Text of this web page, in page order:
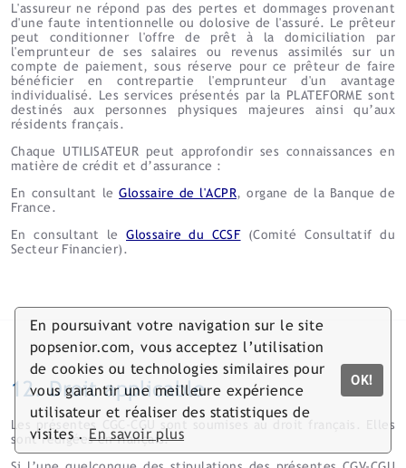
En poursuivant votre navigation sur le site
popsenior.com, vous acceptez l’utilisation
de cookies ou technologies similaires pour
vous garantir une meilleure expérience
utilisateur et réaliser des statistiques de
visites . En savoir plus
OK!
L'assureur ne répond pas des pertes et dommages provenant
d'une faute intentionnelle ou dolosive de l'assuré. Le prêteur
peut conditionner l'offre de prêt à la domiciliation par
l'emprunteur de ses salaires ou revenus assimilés sur un
compte de paiement, sous réserve pour ce prêteur de faire
bénéficier en contrepartie l'emprunteur d'un avantage
individualisé. Les services présentés par la PLATEFORME sont
destinés aux personnes physiques majeures ainsi qu’aux
résidents français.
Chaque UTILISATEUR peut approfondir ses connaissances en
matière de crédit et d’assurance :
En consultant leGlossaire de l'ACPR, organe de la Banque de
France.
En consultant leGlossaire du CCSF(Comité Consultatif du
Secteur Financier).
12. Droit applicable
Les présentes CGC-CGU sont soumises au droit français. Elles
sont rédigées en français.